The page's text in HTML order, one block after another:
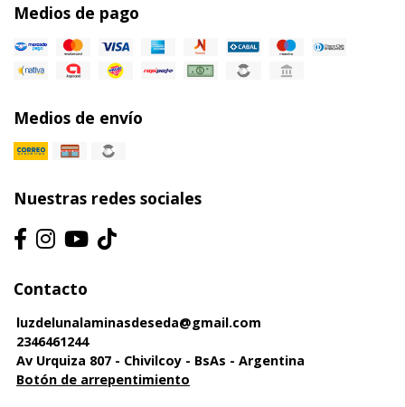
Medios de pago
Medios de envío
Nuestras redes sociales
Contacto
luzdelunalaminasdeseda@gmail.com
2346461244
Av Urquiza 807 - Chivilcoy - BsAs - Argentina
Botón de arrepentimiento